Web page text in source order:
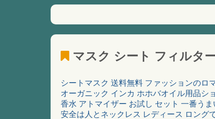
マスク シート フィルタ
シートマスク 送料無料 ファッションのロ
オーガニック インカ ホホバオイル用品シ
香水 アトマイザー お試し セット 一番う
安全は人とネックレス レディース ロング